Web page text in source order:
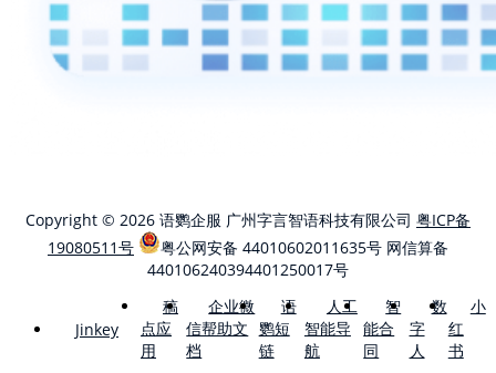
Copyright © 2026 语鹦企服 广州字言智语科技有限公司 粤ICP备
19080511号
粤公网安备 44010602011635号 网信算备
440106240394401250017号
Jinkey
稿
点应
用
企业微
信帮助文
档
语
鹦短
链
人工
智能导
航
智
能合
同
数
字
人
小
红
书